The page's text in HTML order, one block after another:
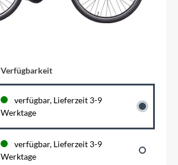
Verfügbarkeit
verfügbar, Lieferzeit 3-9
Werktage
verfügbar, Lieferzeit 3-9
Werktage